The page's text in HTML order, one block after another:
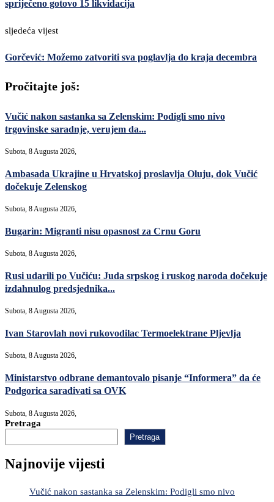
spriječeno gotovo 15 likvidacija
sljedeća vijest
Gorčević: Možemo zatvoriti sva poglavlja do kraja decembra
Pročitajte još:
Vučić nakon sastanka sa Zelenskim: Podigli smo nivo
trgovinske saradnje, verujem da...
Subota, 8 Augusta 2026,
Ambasada Ukrajine u Hrvatskoj proslavlja Oluju, dok Vučić
dočekuje Zelenskog
Subota, 8 Augusta 2026,
Bugarin: Migranti nisu opasnost za Crnu Goru
Subota, 8 Augusta 2026,
Rusi udarili po Vučiću: Juda srpskog i ruskog naroda dočekuje
izdahnulog predsjednika...
Subota, 8 Augusta 2026,
Ivan Starovlah novi rukovodilac Termoelektrane Pljevlja
Subota, 8 Augusta 2026,
Ministarstvo odbrane demantovalo pisanje “Informera” da će
Podgorica sarađivati sa OVK
Subota, 8 Augusta 2026,
Pretraga
Pretraga
Najnovije vijesti
Vučić nakon sastanka sa Zelenskim: Podigli smo nivo